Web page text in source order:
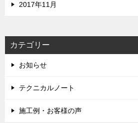
2017年11月
カテゴリー
お知らせ
テクニカルノート
施工例・お客様の声